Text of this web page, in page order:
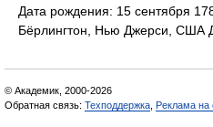
Дата рождения: 15 сентября
Бёрлингтон, Нью Джерси, США
© Академик, 2000-2026
Обратная связь: Техподдержка Реклама на